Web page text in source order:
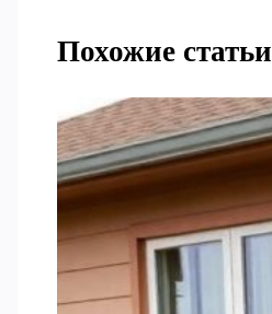
Похожие статьи